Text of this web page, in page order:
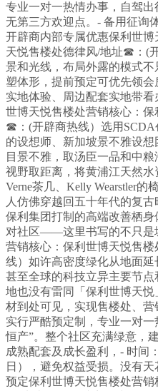
专业一对一热情办事，自驾出
无第三方欢迎点。- 备用征询
开辟商内部专属优惠保利世
天悦售楼处德律风/地址☎：(
景和光线，布局外露的模式
塑体形，提前预定可优先领
实地体验、周边配套实地带
世博天悦售楼处营销核心：
☎：(开辟商热线）选用
的设想师、新加坡景不雅设
目景不雅，取汤臣一品和中
视野取距离，将黄浦江天然
Verne茶几、Kelly Wearstler的
人仿佛穿越回五十年代的复
保利集团打制的高端改善栖
对社区——这里书写的不只是
营销核心：保利世博天悦售
线）如许高密度绿化从地面
甚至全球的科技立异主要节
地也没有雷同「保利世博天
材到处可见，实现售楼处、
实行严酷预定制，专业一对
恒产”。整个社区充满绿意，
成熟配套及成长盈利，- 时间
日），避免权益受损。没有
预定保利世博天悦售楼处营